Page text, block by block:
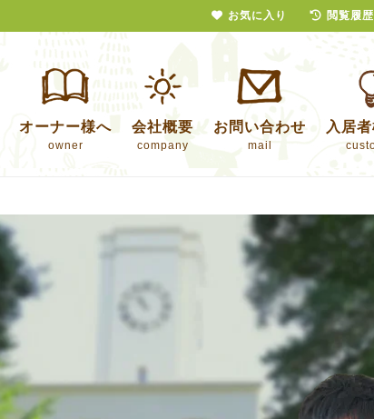
オーナー様へ
owner
会社概要
company
お問い合わせ
mail
入居
お気に入り 閲覧履歴